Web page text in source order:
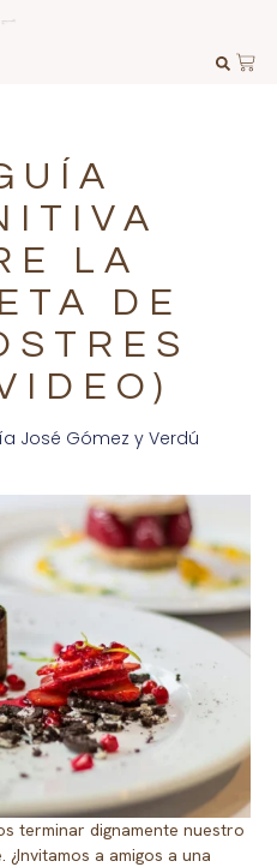
LA
DE
José Gómez y Verdú
terminar dignamente nuestro
a amigos a una